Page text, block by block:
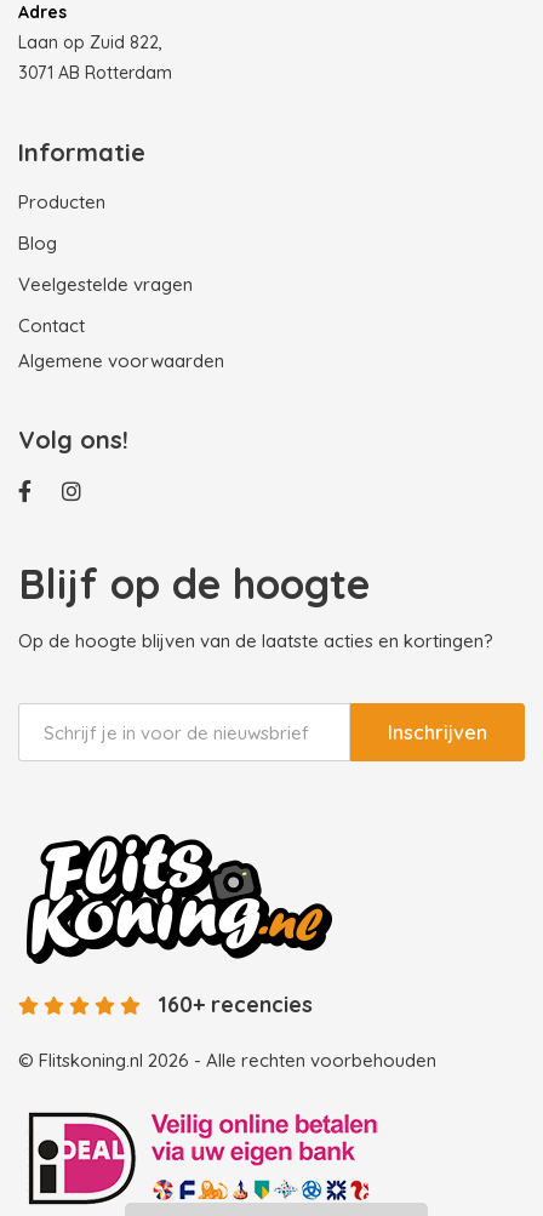
Adres
Laan op Zuid 822,
3071 AB Rotterdam
Informatie
Producten
Blog
Veelgestelde vragen
Contact
Algemene voorwaarden
Volg ons!
Blijf op de hoogte
Op de hoogte blijven van de laatste acties en kortingen?
Inschrijven
© Flitskoning.nl 2026 - Alle rechten voorbehouden
160+ recencies